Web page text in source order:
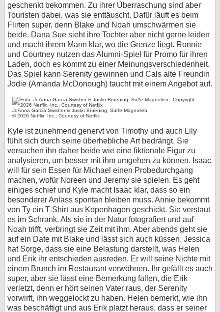
geschenkt bekommen. Zu ihrer Überraschung sind aber
Touristen dabei, was sie enttäuscht. Dafür läuft es beim
Flirten super, denn Blake und Noah umschwärmen sie
beide. Dana Sue sieht ihre Tochter aber nicht gerne leiden
und macht ihrem Mann klar, wo die Grenze liegt. Ronnie
und Courtney nutzen das Alumni-Spiel für Promo für ihren
Laden, doch es kommt zu einer Meinungsverschiedenheit.
Das Spiel kann Serenity gewinnen und Cals alte Freundin
Jodie (Amanda McDonough) taucht mit einem Angebot auf.
JoAnna Garcia Swisher & Justin Bruening, Süße Magnolien
© 2026 Netflix, Inc.; Courtesy of Netflix
Kyle ist zunehmend genervt von Timothy und auch Lily
fühlt sich durch seine überhebliche Art bedrängt. Sie
versuchen ihn daher beide wie eine fiktionale Figur zu
analysieren, um besser mit ihm umgehen zu können. Isaac
will für sein Essen für Michael einen Probedurchgang
machen, wofür Noreen und Jeremy sie spielen. Es geht
einiges schief und Kyle macht Isaac klar, dass so ein
besonderer Anlass spontan bleiben muss. Annie bekommt
von Ty ein T-Shirt aus Kopenhagen geschickt. Sie verstaut
es im Schrank. Als sie in der Natur fotografiert und auf
Noah trifft, verbringt sie Zeit mit ihm. Aber abends geht sie
auf ein Date mit Blake und lässt sich auch küssen. Jessica
hat Sorge, dass sie eine Belastung darstellt, was Helen
und Erik ihr entschieden ausreden. Er will seine Nichte mit
einem Brunch im Restaurant verwöhnen. Ihr gefällt es auch
super, aber sie lässt eine Bemerkung fallen, die Erik
verletzt, denn er hört seinen Vater raus, der Serenity
vorwirft, ihn weggelockt zu haben. Helen bemerkt, wie ihn
was beschäftigt und aus Erik platzt heraus, dass er seiner